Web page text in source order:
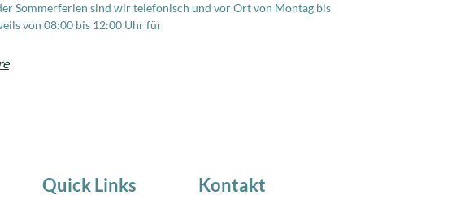
Sommerferien sind wir telefonisch und vor Ort von Montag bis
von 08:00 bis 12:00 Uhr für
Quick Links Kontakt